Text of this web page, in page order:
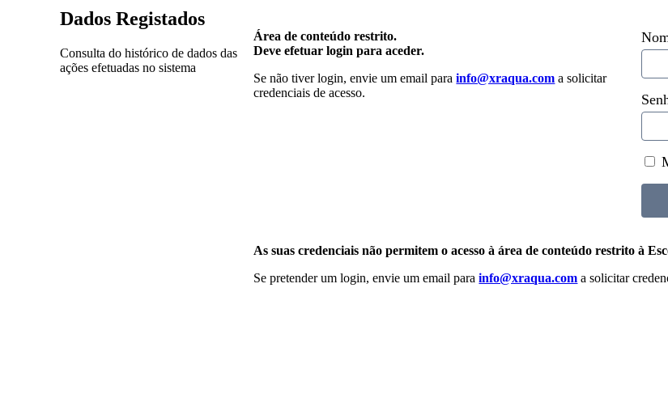
Dados Registados
Consulta do histórico de dados das
ações efetuadas no sistema
Área de conteúdo restrito.
Deve efetuar login para aceder.
Se não tiver login, envie um email parainfo@xraqua.com a solicitar
credenciais de acesso.
As suas credenciais não permitem o acesso à área de conteúdo restrito à
Se pretender um login, envie um email parainfo@xraqua.com a solicitar